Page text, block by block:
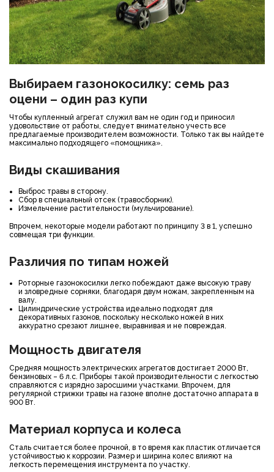
Выбираем газонокосилку: семь раз
оцени – один раз купи
Чтобы купленный агрегат служил вам не один год и приносил
удовольствие от работы, следует внимательно учесть все
предлагаемые производителем возможности. Только так вы найдете
максимально подходящего «помощника».
Виды скашивания
Выброс травы в сторону.
Сбор в специальный отсек (травосборник).
Измельчение растительности (мульчирование).
Впрочем, некоторые модели работают по принципу 3 в 1, успешно
совмещая три функции.
Различия по типам ножей
Роторные газонокосилки легко побеждают даже высокую траву
и зловредные сорняки, благодаря двум ножам, закрепленным на
валу.
Цилиндрические устройства идеально подходят для
декоративных газонов, поскольку несколько ножей в них
аккуратно срезают лишнее, выравнивая и не повреждая.
Мощность двигателя
Средняя мощность электрических агрегатов достигает 2000 Вт,
бензиновых – 6 л.с. Приборы такой производительности с легкостью
справляются с изрядно заросшими участками. Впрочем, для
регулярной стрижки травы на газоне вполне достаточно аппарата в
900 Вт.
Материал корпуса и колеса
Сталь считается более прочной, в то время как пластик отличается
устойчивостью к коррозии. Размер и ширина колес влияют на
легкость перемещения инструмента по участку.